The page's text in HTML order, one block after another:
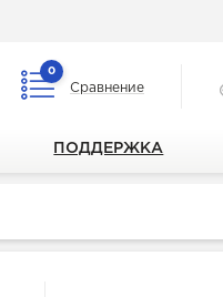
0
Сравнение
ПОДДЕРЖКА